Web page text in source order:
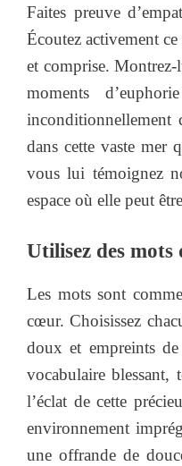
Faites preuve
Écoutez activement ce
et comprise.
moments
inconditionnellement
dans cette vaste mer
vous lui témoignez
espace où elle peut
Utilisez des
Les mots sont
cœur. Choisissez
doux et empreints
vocabulaire blessant,
l’éclat de cette
environnement
une offrande de